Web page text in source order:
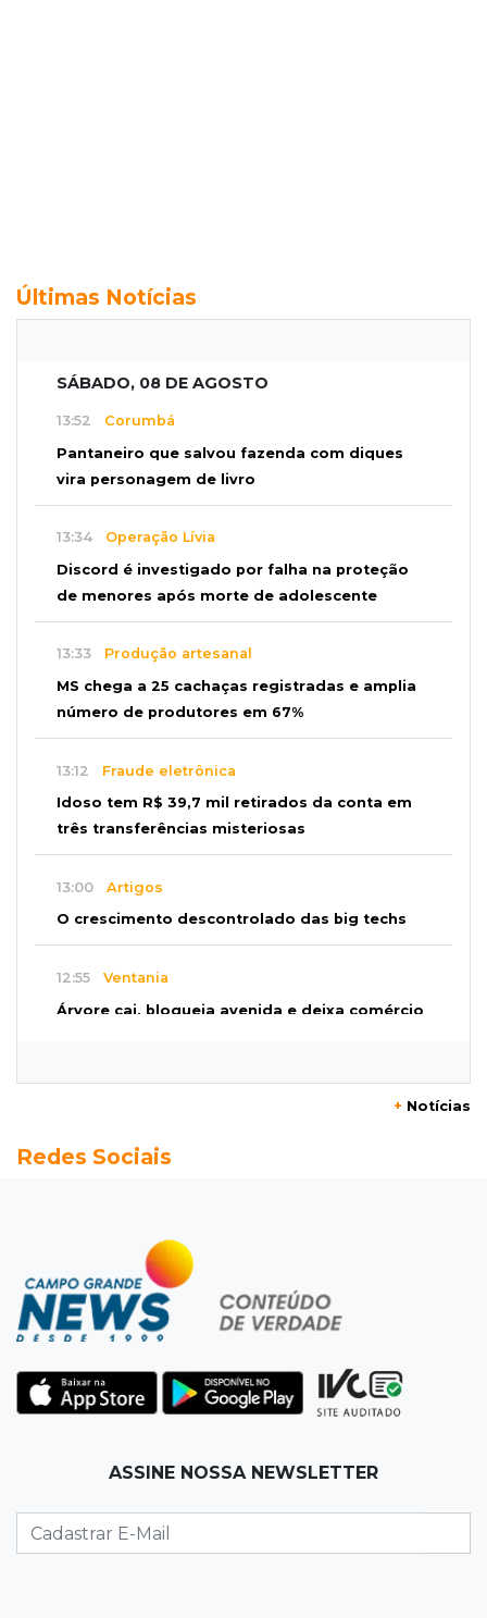
Últimas Notícias
SÁBADO, 08 DE AGOSTO
13:52 Corumbá
Pantaneiro que salvou fazenda com diques
vira personagem de livro
13:34 Operação Lívia
Discord é investigado por falha na proteção
de menores após morte de adolescente
13:33 Produção artesanal
MS chega a 25 cachaças registradas e amplia
número de produtores em 67%
13:12 Fraude eletrônica
Idoso tem R$ 39,7 mil retirados da conta em
três transferências misteriosas
13:00 Artigos
O crescimento descontrolado das big techs
12:55 Ventania
Árvore cai, bloqueia avenida e deixa comércio
terreno e causa incêndio no Santo Amaro
Inteligência Artificial avança na advocacia e
encurta tarefas administrativas
12:08Decisão judicial
Choque ao lado de condomínio
Primeiro corpo do “cemitério de Nando”
+ Notícias
Redes Sociais
ASSINE NOSSA NEWSLETTER